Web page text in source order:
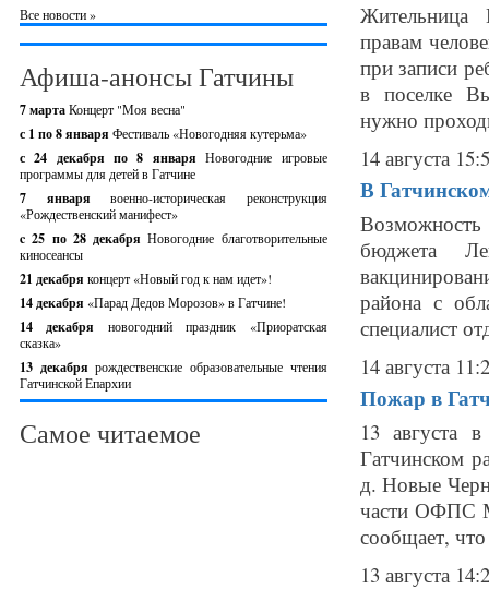
Все новости »
Афиша-анонсы Гатчины
7 мартаКонцерт "Моя весна"
с 1 по 8 января Фестиваль «Новогодняя кутерьма»
с 24 декабря по 8 январяНовогодние игровые
программы для детей в Гатчине
7 январявоенно-историческая реконструкция
«Рождественский манифест»
c 25 по 28 декабряНовогодние благотворительные
киносеансы
21 декабря концерт «Новый год к нам идет»!
14 декабря «Парад Дедов Морозов» в Гатчине!
14 декабря новогодний праздник «Приоратская
сказка»
13 декабрярождественские образовательные чтения
Гатчинской Епархии
Самое читаемое
Жительница
правам
при записи
в поселке
нужно
14 августа
В
Возможность
бюджета
района с
специалист
14 августа
Пожар в
13 августа
Гатчинском
д. Новые
части ОФПС
сообщает,
13 августа